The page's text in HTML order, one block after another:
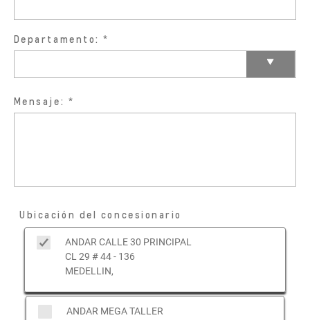
Departamento:
Mensaje:
Ubicación del concesionario
ANDAR CALLE 30 PRINCIPAL
CL 29 # 44 - 136
MEDELLIN,
ANDAR MEGA TALLER